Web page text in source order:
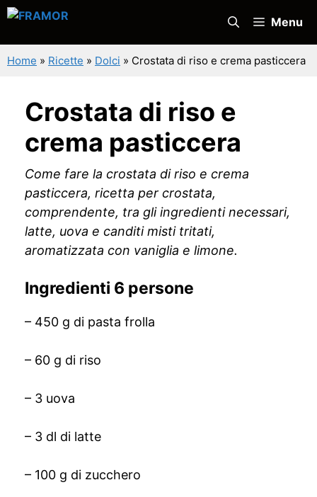
Vai
contenuto
Menu
Home » Ricette » Dolci » Crostata di riso e crema pasticcera
Crostata di riso e
crema pasticcera
Come fare la crostata di riso e crema
pasticcera, ricetta per crostata,
comprendente, tra gli ingredienti necessari,
latte, uova e canditi misti tritati,
aromatizzata con vaniglia e limone.
Ingredienti 6 persone
– 450 g di pasta frolla
– 60 g di riso
– 3 uova
– 3 dl di latte
– 100 g di zucchero